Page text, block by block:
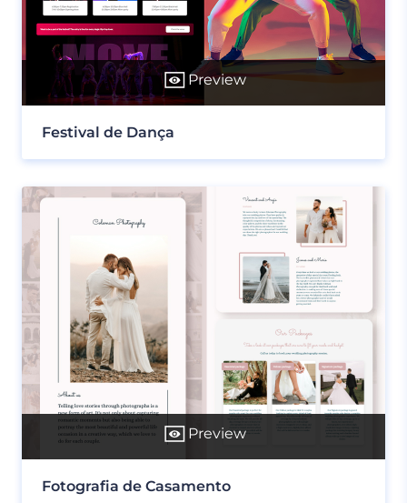
Preview
Festival de Dança
Preview
Fotografia de Casamento